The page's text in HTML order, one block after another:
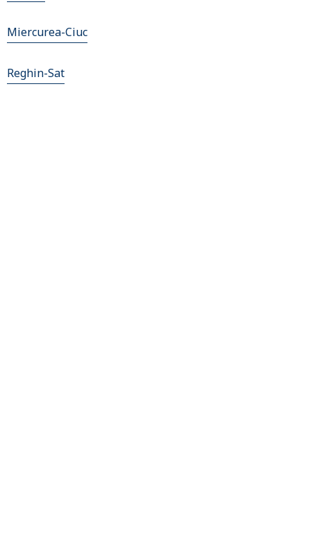
Miercurea-Ciuc
Reghin-Sat